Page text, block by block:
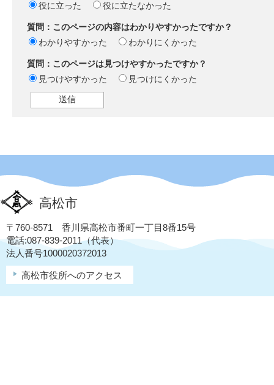
役に立った
役に立たなかった
質問：このページの内容はわかりやすかったですか？
わかりやすかった
わかりにくかった
質問：このページは見つけやすかったですか？
見つけやすかった
見つけにくかった
高松市
〒760-8571 香川県高松市番町一丁目8番15号
電話:087-839-2011（代表）
法人番号1000020372013
高松市役所へのアクセス